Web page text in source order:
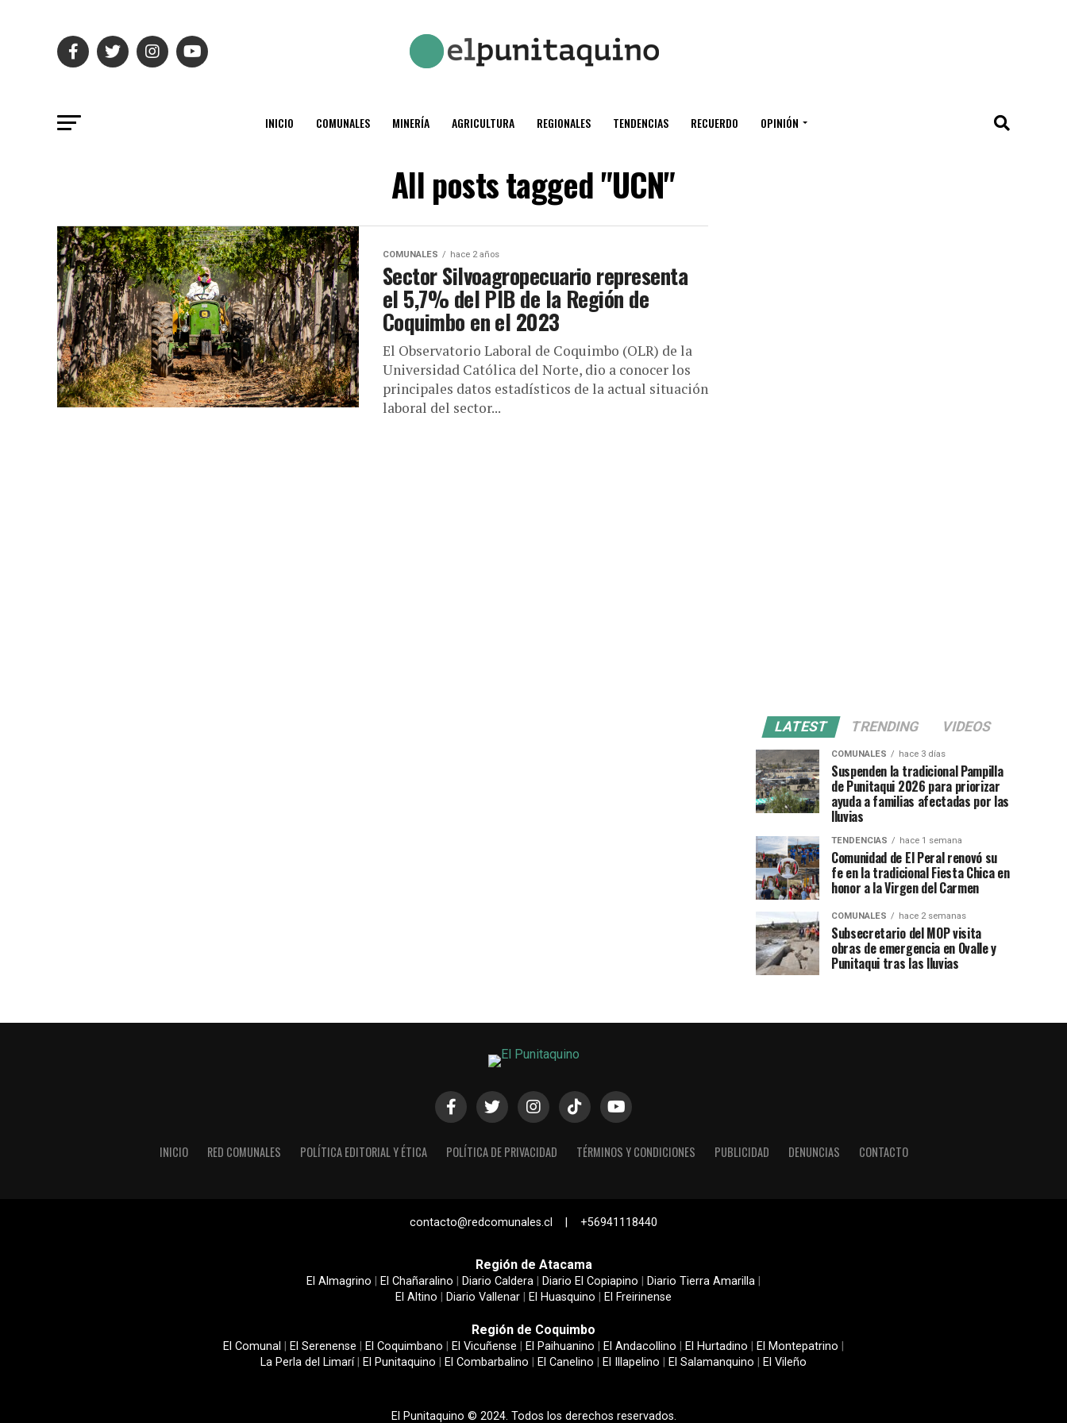
INICIO COMUNALES MINERÍA AGRICULTURA REGIONALES TENDENCIAS RECUERDO OPINIÓN
All posts tagged "UCN"
COMUNALES hace 2 años
Sector Silvoagropecuario representa
el 5,7% del PIB de la Región de
Coquimbo en el 2023
El Observatorio Laboral de Coquimbo (OLR) de la
Universidad Católica del Norte, dio a conocer los
principales datos estadísticos de la actual situación
laboral del sector...
LATEST TRENDING VIDEOS
COMUNALES hace 3 días
Suspenden la tradicional Pampilla
de Punitaqui 2026 para priorizar
ayuda a familias afectadas por las
lluvias
TENDENCIAS hace 1 semana
Comunidad de El Peral renovó su
fe en la tradicional Fiesta Chica en
honor a la Virgen del Carmen
COMUNALES hace 2 semanas
Subsecretario del MOP visita
obras de emergencia en Ovalle y
Punitaqui tras las lluvias
INICIO RED COMUNALES POLÍTICA EDITORIAL Y ÉTICA POLÍTICA DE PRIVACIDAD TÉRMINOS Y CONDICIONES PUBLICIDAD DENUNCIAS CONTACTO
contacto@redcomunales.cl | +56941118440
Región de Atacama
El Almagrino El Chañaralino Diario Caldera Diario El Copiapino Diario Tierra Amarilla
El Altino
Diario Vallenar El Huasquino El Freirinense
Región de Coquimbo
El Comunal El Serenense El Coquimbano El Vicuñense El Paihuanino El Andacollino El Hurtadino El Montepatrino
La Perla del Limarí| El Punitaquino El Combarbalino El Canelino El Illapelino El Salamanquino El Vileño
El Punitaquino © 2024. Todos los derechos reservados.